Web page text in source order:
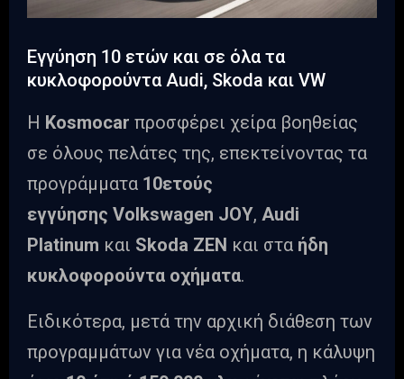
Εγγύηση 10 ετών και σε όλα τα
κυκλοφορούντα Audi, Skoda και VW
Η Kosmocar προσφέρει χείρα βοηθείας
σε όλους πελάτες της, επεκτείνοντας τα
προγράμματα 10ετούς
εγγύησης Volkswagen JOY, Audi
Platinum και Skoda ZEN και στα ήδη
κυκλοφορούντα οχήματα.
Ειδικότερα, μετά την αρχική διάθεση των
προγραμμάτων για νέα οχήματα, η κάλυψη